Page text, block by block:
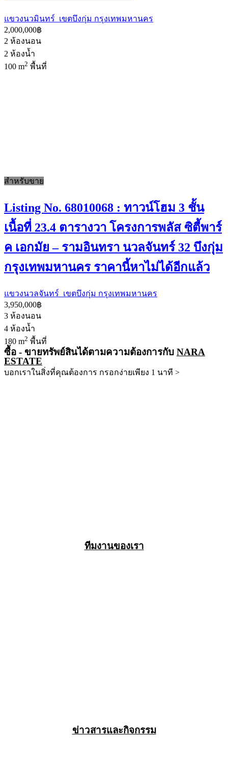
แขวงนวมินทร์ เขตบึงกุ่ม กรุงเทพมหานคร
2,000,000฿
2 ห้องนอน
2 ห้องน้ำ
100 m2 พื้นที่
สำหรับขาย
Listing No. 68010068 : ทาวน์โฮม 3 ชั้น
เนื้อที่ 23.4 ตารางวา โครงการพลัส ซิตี้พาร์
ค เอกมัย – รามอินทรา นวลจันทร์ 32 บึงกุ่ม
กรุงเทพมหานคร ราคานี้หาไม่ได้อีกแล้ว
แขวงนวลจันทร์ เขตบึงกุ่ม กรุงเทพมหานคร
3,950,000฿
3 ห้องนอน
4 ห้องน้ำ
180 m2 พื้นที่
ซื้อ - ขายทรัพย์สินได้ตามความต้องการกับ NARA
ESTATE
บอกเราในสิ่งที่คุณต้องการ กรอกง่ายเพียง 1 นาที >
ทีมงานของเรา
ข่าวสารและกิจกรรม